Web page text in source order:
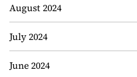
August 2024
July 2024
June 2024